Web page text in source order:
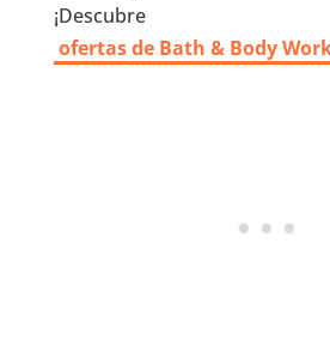
ofertas de Bath & Body